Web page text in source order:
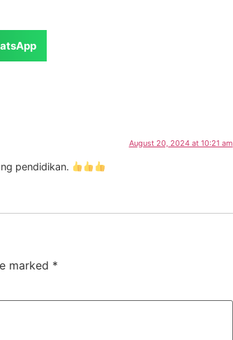
August 20, 2024 at 10:21 am
pendidikan.
marked *